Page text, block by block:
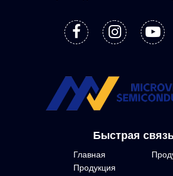
Быстрая
Главная
Продукция